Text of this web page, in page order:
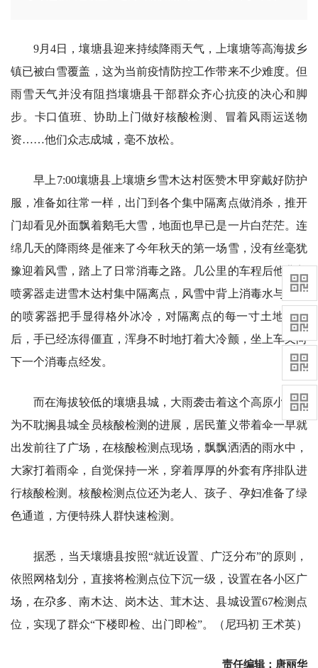
9月4日，壤塘县迎来持续降雨天气，上壤塘等高海拔乡
镇已被白雪覆盖，这为当前疫情防控工作带来不少难度。但
雨雪天气并没有阻挡壤塘县干部群众齐心抗疫的决心和脚
步。卡口值班、协助上门做好核酸检测、冒着风雨运送物
资……他们众志成城，毫不放松。
早上7:00壤塘县上壤塘乡雪木达村医赞木甲穿戴好防护
服，准备如往常一样，出门到各个集中隔离点做消杀，推开
门却看见外面飘着鹅毛大雪，地面也早已是一片白茫茫。连
绵几天的降雨终是催来了今年秋天的第一场雪，没有丝毫犹
豫迎着风雪，踏上了日常消毒之路。几公里的车程后他背着
喷雾器走进雪木达村集中隔离点，风雪中背上消毒水与手中
的喷雾器把手显得格外冰冷，对隔离点的每一寸土地消毒
后，手已经冻得僵直，浑身不时地打着大冷颤，坐上车又向
下一个消毒点经发。
而在海拔较低的壤塘县城，大雨袭击着这个高原小城，
为不耽搁县城全员核酸检测的进展，居民董义带着伞一早就
出发前往了广场，在核酸检测点现场，飘飘洒洒的雨水中，
大家打着雨伞，自觉保持一米，穿着厚厚的外套有序排队进
行核酸检测。核酸检测点位还为老人、孩子、孕妇准备了绿
色通道，方便特殊人群快速检测。
据悉，当天壤塘县按照“就近设置、广泛分布”的原则，
依照网格划分，直接将检测点位下沉一级，设置在各小区广
场，在尕多、南木达、岗木达、茸木达、县城设置67检测点
位，实现了群众“下楼即检、出门即检”。（尼玛初 王术英）
责任编辑：唐丽华